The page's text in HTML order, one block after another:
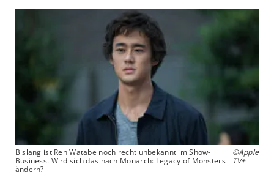
Bislang ist Ren Watabe noch recht unbekannt im Show-
Business. Wird sich das nach Monarch: Legacy of Monsters
ändern?
©Apple
TV+